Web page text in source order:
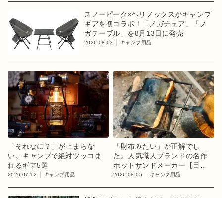
スノーピーク×ヘリノックスがキャンプ
ギアを初コラボ！「ノガチェア」「ノ
ガテーブル」を8月13日に発売
2026.08.08 キャンプ用品
「それなに？」が止まらな
い。キャンプで絶対ツッコま
れるギア5選
2026.07.12 キャンプ用品
「財布みたい」が正解でし
た。人気職人ブランドの名作
ホットサンドメーカー【目利
きのキャンプギア】
2026.08.05 キャンプ用品